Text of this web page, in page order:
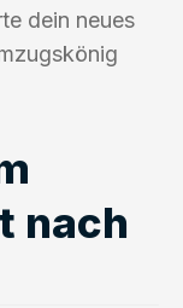
dein neues
nach